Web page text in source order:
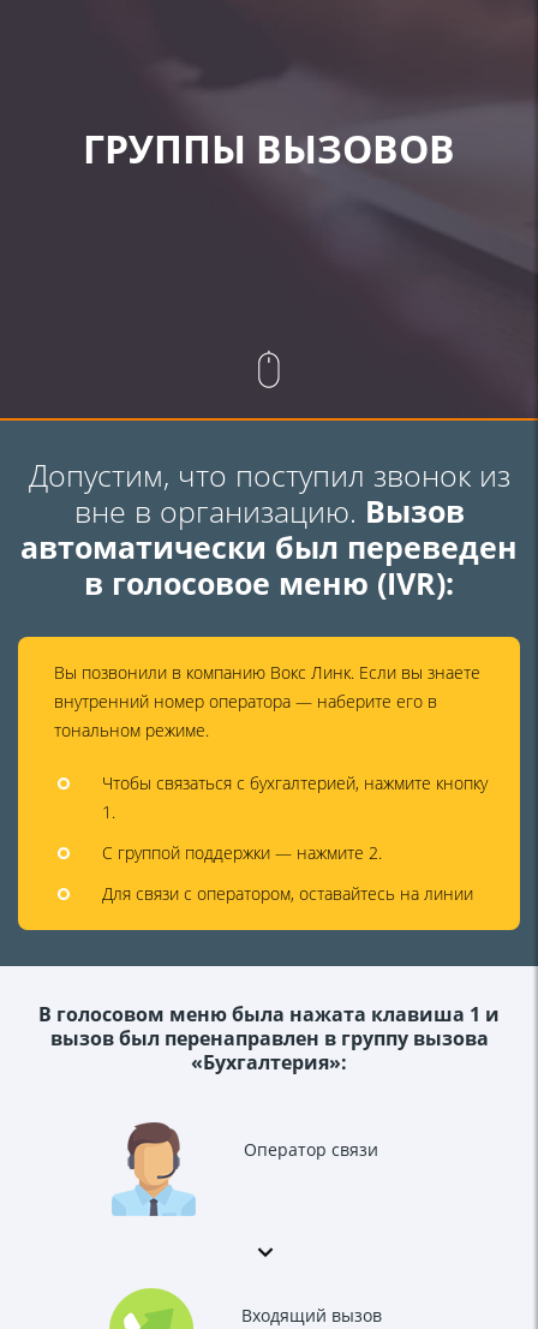
ГРУППЫ ВЫЗОВОВ
Допустим, что поступил звонок из
вне в организацию. Вызов
автоматически был переведен
в голосовое меню (IVR):
Вы позвонили в компанию Вокс Линк. Если вы знаете
внутренний номер оператора — наберите его в
тональном режиме.
Чтобы связаться с бухгалтерией, нажмите кнопку
1.
С группой поддержки — нажмите 2.
Для связи с оператором, оставайтесь на линии
В голосовом меню была нажата клавиша 1 и
вызов был перенаправлен в группу вызова
«Бухгалтерия»:
Оператор связи
Входящий вызов